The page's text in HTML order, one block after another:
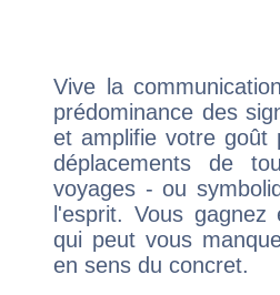
Vive la
prédominance des
et amplifie votre goût
déplacements de
voyages - ou
l'esprit. Vous
qui peut vous
en sens du concret.